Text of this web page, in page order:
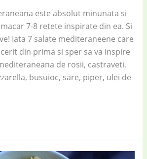
este absolut minunata si
7-8 retete inspirate din ea. Si
Iata 7 salate mediteraneene care
din prima si sper sa va inspire
de rosii, castraveti,
busuioc, sare, piper, ulei de